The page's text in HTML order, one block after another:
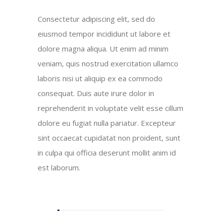
Consectetur adipiscing elit, sed do
eiusmod tempor incididunt ut labore et
dolore magna aliqua. Ut enim ad minim
veniam, quis nostrud exercitation ullamco
laboris nisi ut aliquip ex ea commodo
consequat. Duis aute irure dolor in
reprehenderit in voluptate velit esse cillum
dolore eu fugiat nulla pariatur. Excepteur
sint occaecat cupidatat non proident, sunt
in culpa qui officia deserunt mollit anim id
est laborum.